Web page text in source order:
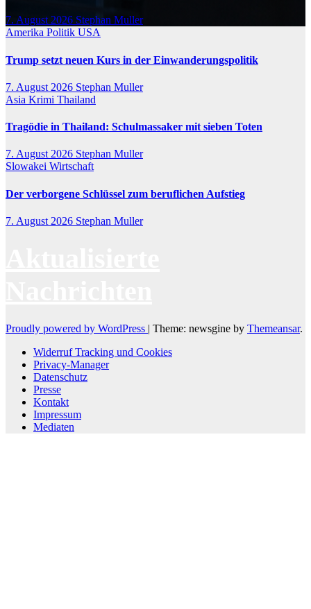
7. August 2026 Stephan Muller
Amerika Politik USA
Trump setzt neuen Kurs in der Einwanderungspolitik
7. August 2026 Stephan Muller
Asia Krimi Thailand
Tragödie in Thailand: Schulmassaker mit sieben Toten
7. August 2026 Stephan Muller
Slowakei Wirtschaft
Der verborgene Schlüssel zum beruflichen Aufstieg
7. August 2026 Stephan Muller
Proudly powered by WordPress | Theme: newsgine by Themeansar.
Widerruf Tracking und Cookies
Privacy-Manager
Datenschutz
Presse
Kontakt
Impressum
Mediaten